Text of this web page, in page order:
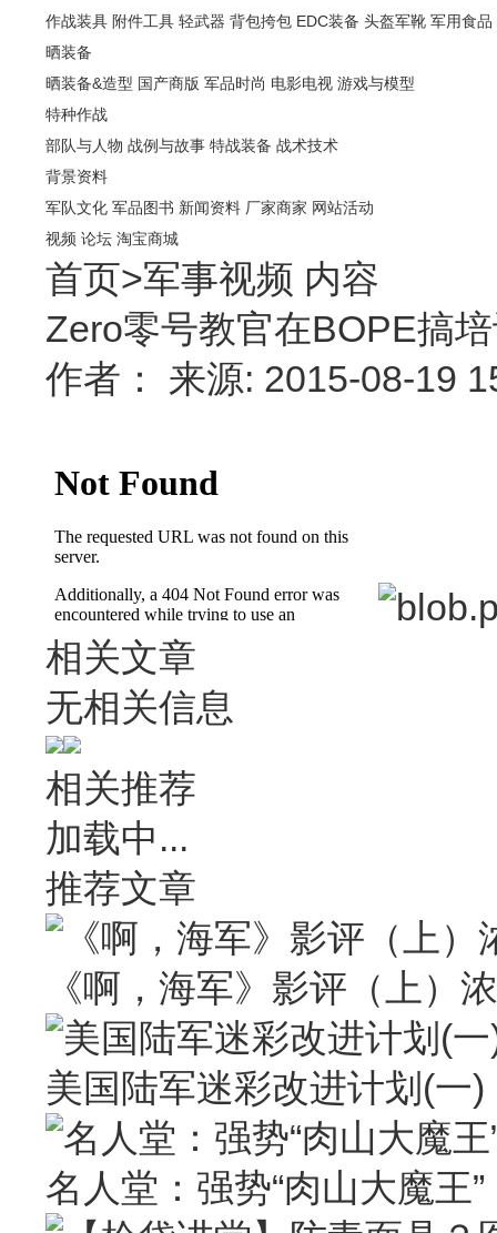
作战装具 附件工具 轻武器 背包挎包 EDC装备 头盔军靴 军用食品
晒装备
晒装备&造型 国产商版 军品时尚 电影电视 游戏与模型
特种作战
部队与人物 战例与故事 特战装备 战术技术
背景资料
军队文化 军品图书 新闻资料 厂家商家 网站活动
视频 论坛 淘宝商城
首页>军事视频 内容
Zero零号教官在BOPE搞
作者： 来源: 2015-08-19
相关文章
无相关信息
相关推荐
加载中...
推荐文章
《啊，海军》影评（上）
美国陆军迷彩改进计划(一)
名人堂：强势“肉山大魔王